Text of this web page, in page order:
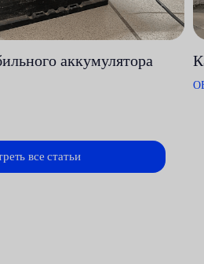
аккумулятора
все статьи